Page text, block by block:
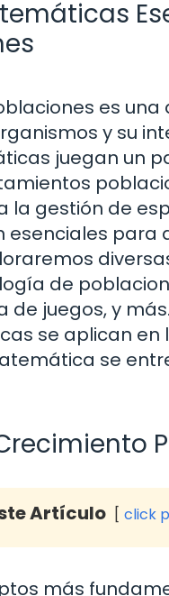
es
y su
juegan un
la gestión de
para
de
de juegos, y
se aplican en
se
Artículo click
más